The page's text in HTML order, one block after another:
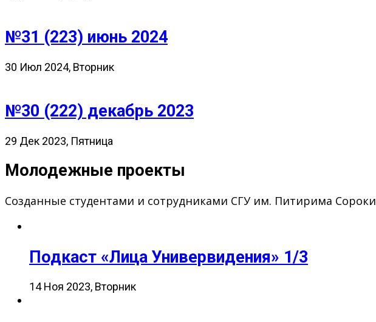
№31 (223) июнь 2024
30 Июл 2024, Вторник
№30 (222) декабрь 2023
29 Дек 2023, Пятница
Молодежные проекты
Созданные студентами и сотрудниками СГУ им. Питирима
Подкаст «Лица Универвидения» 1/3
14 Ноя 2023, Вторник